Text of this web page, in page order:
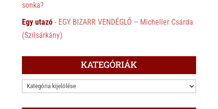
sonka?
Egy utazó- EGY BIZARR VENDÉGLŐ – Micheller Csárda
(Szilsárkány)
KATEGÓRIÁK
KATEGÓRIÁK